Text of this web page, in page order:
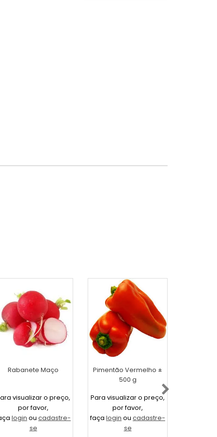
Rabanete Maço
visualizar o preço,
por favor,
login ou cadastre-
se
Pimentão Vermelho ±
500 g
Para visualizar o preço,
por favor,
faça login ou cadastre-
se